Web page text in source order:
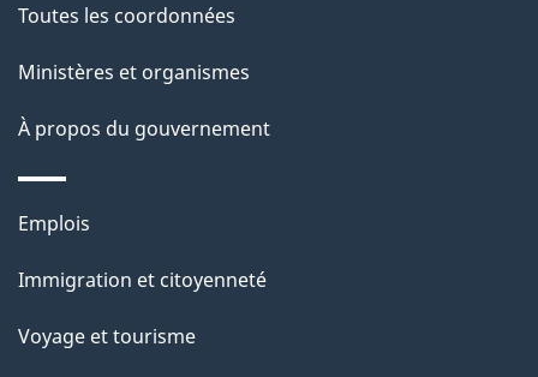
p
a
g
e
Toutes les coordonnées
Ministères et organismes
À propos du gouvernement
Thèmes
sujets
Emplois
Immigration et citoyenneté
Voyage et tourisme